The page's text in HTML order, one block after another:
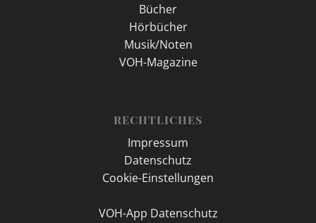
Bücher
Hörbücher
Musik/Noten
VOH-Magazine
RECHTLICHES
Impressum
Datenschutz
Cookie-Einstellungen
VOH-App Datenschutz